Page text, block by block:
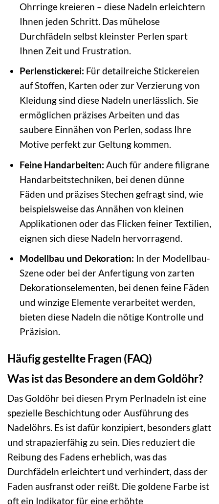
Ohrringe kreieren – diese Nadeln erleichtern
Ihnen jeden Schritt. Das mühelose
Durchfädeln selbst kleinster Perlen spart
Ihnen Zeit und Frustration.
Perlenstickerei: Für detailreiche Stickereien
auf Stoffen, Karten oder zur Verzierung von
Kleidung sind diese Nadeln unerlässlich. Sie
ermöglichen präzises Arbeiten und das
saubere Einnähen von Perlen, sodass Ihre
Motive perfekt zur Geltung kommen.
Feine Handarbeiten: Auch für andere filigrane
Handarbeitstechniken, bei denen dünne
Fäden und präzises Stechen gefragt sind, wie
beispielsweise das Annähen von kleinen
Applikationen oder das Flicken feiner Textilien,
eignen sich diese Nadeln hervorragend.
Modellbau und Dekoration: In der Modellbau-
Szene oder bei der Anfertigung von zarten
Dekorationselementen, bei denen feine Fäden
und winzige Elemente verarbeitet werden,
bieten diese Nadeln die nötige Kontrolle und
Präzision.
Häufig gestellte Fragen (FAQ)
Was ist das Besondere an dem Goldöhr?
Das Goldöhr bei diesen Prym Perlnadeln ist eine
spezielle Beschichtung oder Ausführung des
Nadelöhrs. Es ist dafür konzipiert, besonders glatt
und strapazierfähig zu sein. Dies reduziert die
Reibung des Fadens erheblich, was das
Durchfädeln erleichtert und verhindert, dass der
Faden ausfranst oder reißt. Die goldene Farbe ist
oft ein Indikator für eine erhöhte